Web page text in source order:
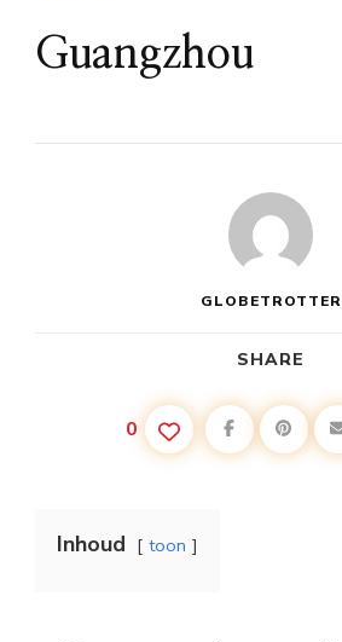
Guangzhou
GLOBETROTTER
SHARE
0
Inhoud toon